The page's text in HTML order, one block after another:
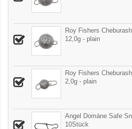
Roy Fishers
12,0g - plain
Roy Fishers
2,0g - plain
Angel Domäne Safe
10Stück